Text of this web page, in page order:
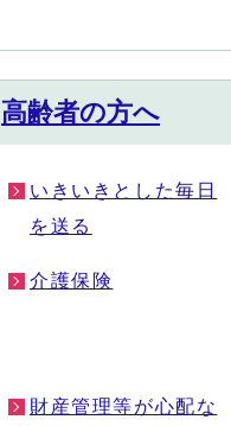
高齢者の方へ
いきいきとした毎日
を送る
介護保険
財産管理等が心配な